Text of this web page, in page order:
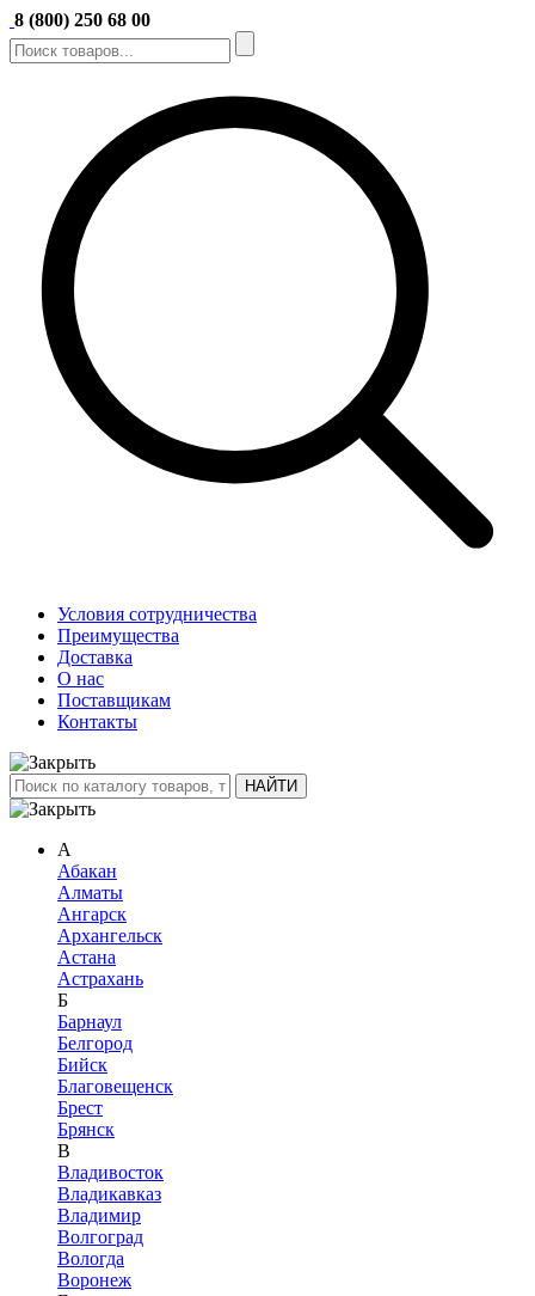
8 (800) 250 68 00
Условия сотрудничества
Преимущества
Доставка
О нас
Поставщикам
Контакты
А
Абакан
Алматы
Ангарск
Архангельск
Астана
Астрахань
Б
Барнаул
Белгород
Бийск
Благовещенск
Брест
Брянск
В
Владивосток
Владикавказ
Владимир
Волгоград
Вологда
Воронеж